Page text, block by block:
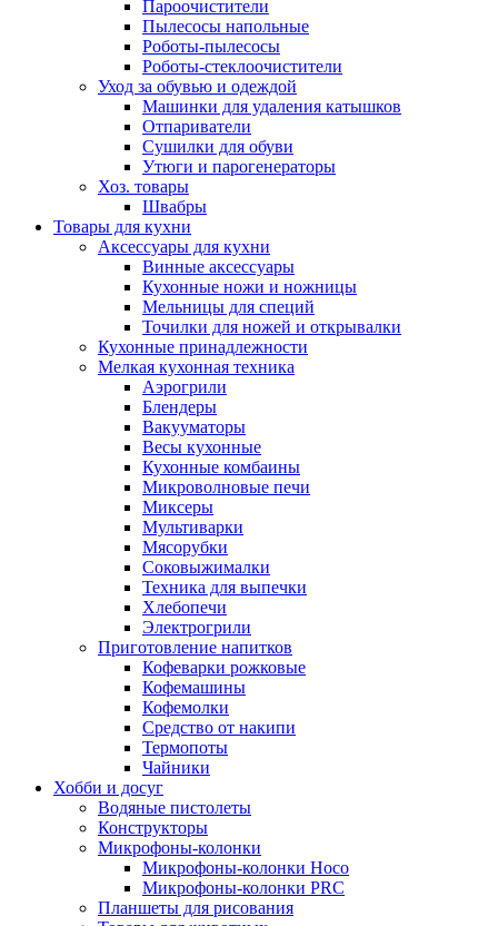
Пароочистители
Пылесосы напольные
Роботы-пылесосы
Роботы-стеклоочистители
Уход за обувью и одеждой
Машинки для удаления катышков
Отпариватели
Сушилки для обуви
Утюги и парогенераторы
Хоз. товары
Швабры
Товары для кухни
Аксессуары для кухни
Винные аксессуары
Кухонные ножи и ножницы
Мельницы для специй
Точилки для ножей и открывалки
Кухонные принадлежности
Мелкая кухонная техника
Аэрогрили
Блендеры
Вакууматоры
Весы кухонные
Кухонные комбаины
Микроволновые печи
Миксеры
Мультиварки
Мясорубки
Соковыжималки
Техника для выпечки
Хлебопечи
Электрогрили
Приготовление напитков
Кофеварки рожковые
Кофемашины
Кофемолки
Средство от накипи
Термопоты
Чайники
Хобби и досуг
Водяные пистолеты
Конструкторы
Микрофоны-колонки
Микрофоны-колонки Hoco
Микрофоны-колонки PRC
Планшеты для рисования